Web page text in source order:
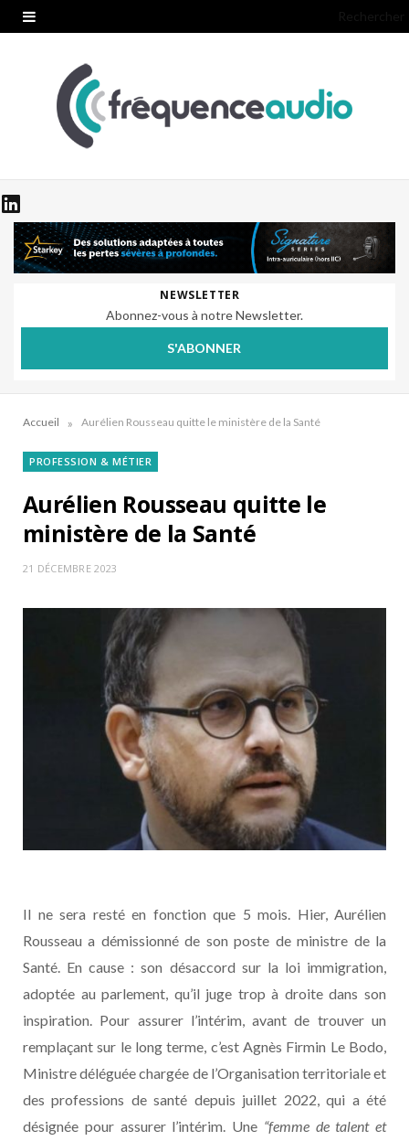
NEWSLETTER
Abonnez-vous à notre Newsletter.
S'ABONNER
Accueil » Aurélien Rousseau quitte le ministère de la Santé
PROFESSION & MÉTIER
Aurélien Rousseau quitte le
ministère de la Santé
21 DÉCEMBRE 2023
Il ne sera resté en fonction que 5 mois. Hier, Aurélien
Rousseau a démissionné de son poste de ministre de la
Santé. En cause : son désaccord sur la loi immigration,
adoptée au parlement, qu’il juge trop à droite dans son
inspiration. Pour assurer l’intérim, avant de trouver un
remplaçant sur le long terme, c’est Agnès Firmin Le Bodo,
Ministre déléguée chargée de l’Organisation territoriale et
des professions de santé depuis juillet 2022, qui a été
désignée pour assurer l’intérim. Une “femme de talent et